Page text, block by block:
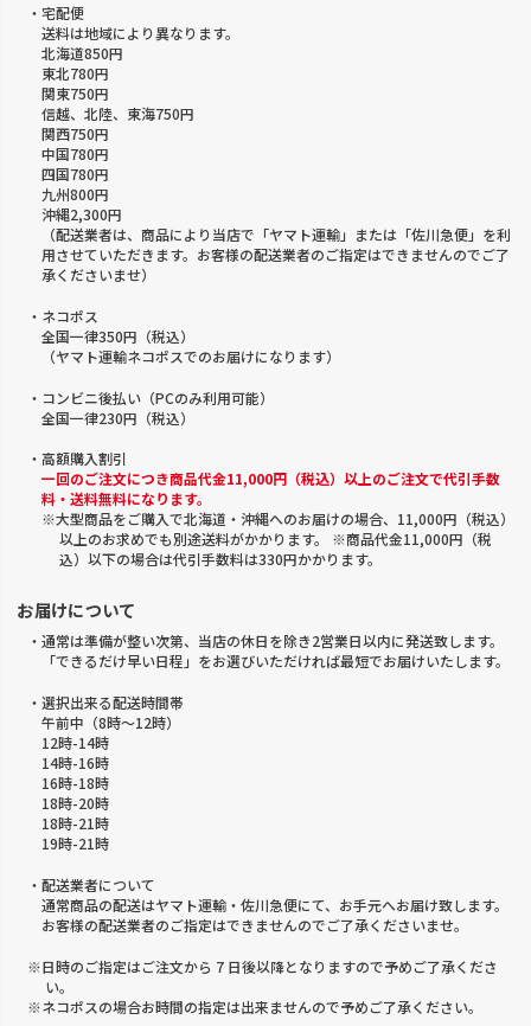
・宅配便
送料は地域により異なります。
北海道850円
東北780円
関東750円
信越、北陸、東海750円
関西750円
中国780円
四国780円
九州800円
沖縄2,300円
（配送業者は、商品により当店で「ヤマト運輸」または「佐川急便」を利
用させていただきます。お客様の配送業者のご指定はできませんのでご了
承くださいませ）
・ネコポス
全国一律350円（税込）
（ヤマト運輸ネコポスでのお届けになります）
・コンビニ後払い（PCのみ利用可能）
全国一律230円（税込）
・高額購入割引
一回のご注文につき商品代金11,000円（税込）以上のご注文で代引手数
料・送料無料になります。
※大型商品をご購入で北海道・沖縄へのお届けの場合、11,000円（税込）
以上のお求めでも別途送料がかかります。 ※商品代金11,000円（税
込）以下の場合は代引手数料は330円かかります。
お届けについて
・通常は準備が整い次第、当店の休日を除き2営業日以内に発送致します。
「できるだけ早い日程」をお選びいただければ最短でお届けいたします。
・選択出来る配送時間帯
午前中（8時～12時）
12時-14時
14時-16時
16時-18時
18時-20時
18時-21時
19時-21時
・配送業者について
通常商品の配送はヤマト運輸・佐川急便にて、お手元へお届け致します。
お客様の配送業者のご指定はできませんのでご了承くださいませ。
※日時のご指定はご注文から 7 日後以降となりますので予めご了承くださ
い。
※ネコポスの場合お時間の指定は出来ませんので予めご了承ください。